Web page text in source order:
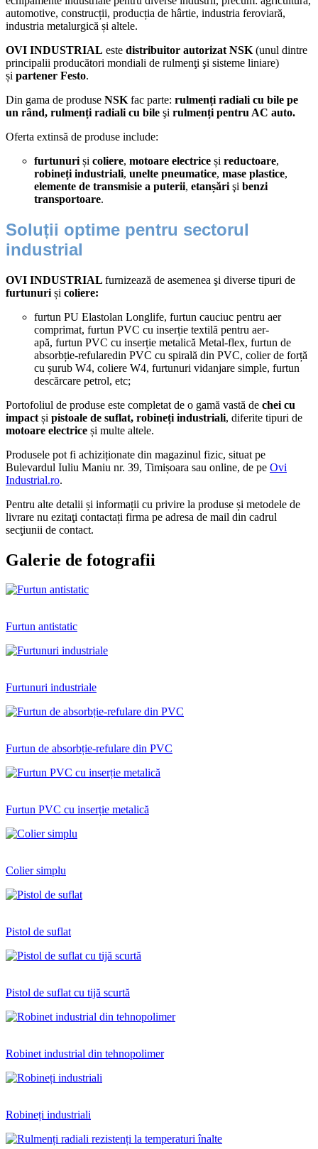
automotive, construcții, producția de hârtie, industria feroviară,
industria metalurgică și altele.
OVI INDUSTRIAL este distribuitor autorizat NSK (unul dintre
principalii producători mondiali de rulmenţi şi sisteme liniare)
și partener Festo.
Din gama de produse NSK fac parte: rulmenți radiali cu bile pe
un rând, rulmenți radiali cu bile şi rulmenți pentru AC auto.
Oferta extinsă de produse include:
furtunuri și coliere, motoare electrice și reductoare,
robineți industriali, unelte pneumatice, mase plastice,
elemente de transmisie a puterii, etanșări şi benzi
transportoare.
Soluții optime pentru sectorul
industrial
OVI INDUSTRIAL furnizează de asemenea şi diverse tipuri de
furtunuri și coliere:
furtun PU Elastolan Longlife, furtun cauciuc pentru aer
comprimat, furtun PVC cu inserție textilă pentru aer-
apă, furtun PVC cu inserție metalică Metal-flex, furtun de
absorbție-refularedin PVC cu spirală din PVC, colier de forță
cu șurub W4, coliere W4, furtunuri vidanjare simple, furtun
descărcare petrol, etc;
Portofoliul de produse este completat de o gamă vastă de chei cu
impact și pistoale de suflat, robineți industriali, diferite tipuri de
motoare electrice și multe altele.
Produsele pot fi achiziționate din magazinul fizic, situat pe
Bulevardul Iuliu Maniu nr. 39, Timișoara sau online, de pe Ovi
Industrial.ro.
Pentru alte detalii și informații cu privire la produse și metodele de
livrare nu ezitaţi contactați firma pe adresa de mail din cadrul
secţiunii de contact.
Galerie de fotografii
Furtun antistatic
Furtunuri industriale
Furtun de absorbție-refulare din PVC
Furtun PVC cu inserție metalică
Colier simplu
Pistol de suflat
Pistol de suflat cu tijă scurtă
Robinet industrial din tehnopolimer
Robineți industriali